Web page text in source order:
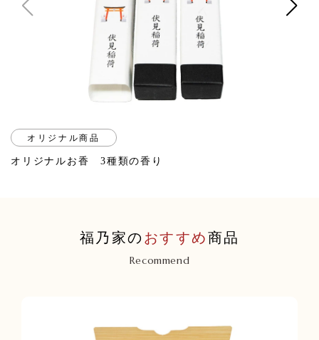
オリジナル商品
オリジナルお香 3種類の香り
福乃家の おすすめ商品
Recommend